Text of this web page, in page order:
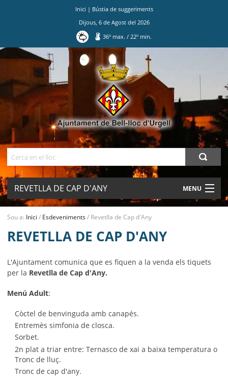
Inici | Bústia de suggeriments
Dijous, 6de Agostdel 2026
36º max./ 22º min.
REVETLLA DE CAP D'ANY MENU
MUNICIPI
BELL-LLOC SOLUCIONA
Sou a: Inici / Esdeveniments/ Revetlla de Cap d'Any
REVETLLA DE CAP D'ANY
L'Ajuntament comunica que es fiquen a la venda els tiquets
per la Revetlla de Cap d'Any.
Menú Adult:
Còctel de benvinguda amb canapés.
Entremès simfonia de closca.
Sorbet.
2n plat a triar entre: Ternasco de xai a baixa temperatura o
Tronc de lluç.
Tronc de cap d'any.